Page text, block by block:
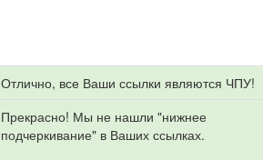
Отлично, все Ваши ссылки являются ЧПУ!
Прекрасно! Мы не нашли "нижнее
подчеркивание" в Ваших ссылках.